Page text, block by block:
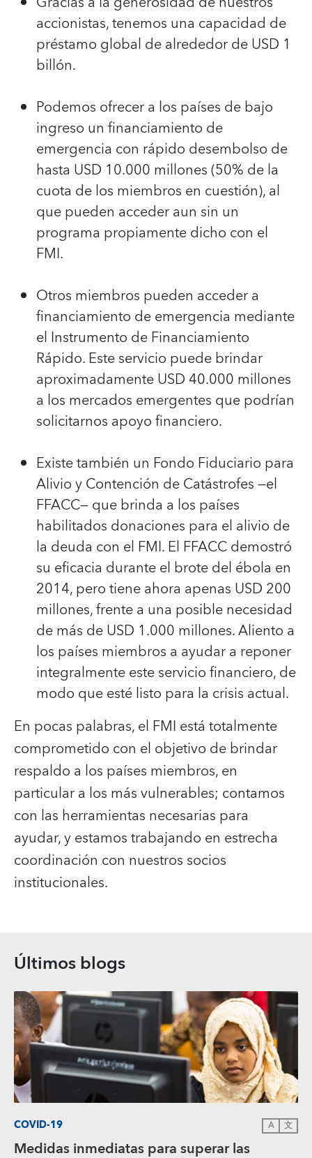
accionistas, tenemos una capacidad de
préstamo global de alrededor de USD 1
billón.
Podemos ofrecer a los países de bajo
ingreso un financiamiento de
emergencia con rápido desembolso de
hasta USD 10.000 millones (50% de la
cuota de los miembros en cuestión), al
que pueden acceder aun sin un
programa propiamente dicho con el
FMI.
Otros miembros pueden acceder a
financiamiento de emergencia mediante
el Instrumento de Financiamiento
Rápido. Este servicio puede brindar
aproximadamente USD 40.000 millones
a los mercados emergentes que podrían
solicitarnos apoyo financiero.
Existe también un Fondo Fiduciario para
Alivio y Contención de Catástrofes —el
FFACC— que brinda a los países
habilitados donaciones para el alivio de
la deuda con el FMI. El FFACC demostró
su eficacia durante el brote del ébola en
2014, pero tiene ahora apenas USD 200
millones, frente a una posible necesidad
de más de USD 1.000 millones. Aliento a
los países miembros a ayudar a reponer
integralmente este servicio financiero, de
modo que esté listo para la crisis actual.
En pocas palabras, el FMI está totalmente
comprometido con el objetivo de brindar
respaldo a los países miembros, en
particular a los más vulnerables; contamos
con las herramientas necesarias para
ayudar, y estamos trabajando en estrecha
coordinación con nuestros socios
institucionales.
Últimos blogs
COVID-19 A 文
Medidas inmediatas para superar las